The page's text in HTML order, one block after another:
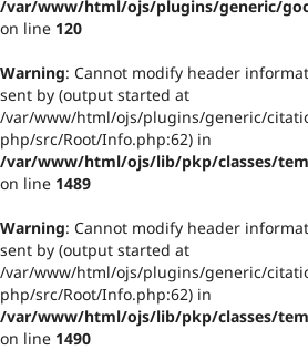
/var/www/html/ojs/plugins/generic/
on line 120
Warning: Cannot modify header
sent by (output started at
/var/www/html/ojs/plugins/generic/
php/src/Root/Info.php:62) in
/var/www/html/ojs/lib/pkp/classes/
on line 1489
Warning: Cannot modify header
sent by (output started at
/var/www/html/ojs/plugins/generic/
php/src/Root/Info.php:62) in
/var/www/html/ojs/lib/pkp/classes/
on line 1490